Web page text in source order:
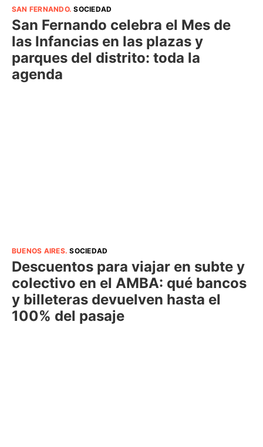
SAN FERNANDO.SOCIEDAD
San Fernando celebra el Mes de
las Infancias en las plazas y
parques del distrito: toda la
agenda
BUENOS AIRES.SOCIEDAD
Descuentos para viajar en subte y
colectivo en el AMBA: qué bancos
y billeteras devuelven hasta el
100% del pasaje